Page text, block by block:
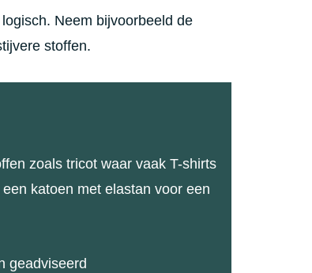
Neem bijvoorbeeld de
stoffen.
zoals tricot waar vaak T-shirts
katoen met elastan voor een
geadviseerd